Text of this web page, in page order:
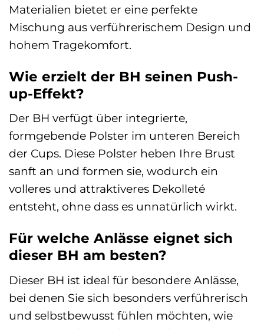
Materialien bietet er eine perfekte
Mischung aus verführerischem Design und
hohem Tragekomfort.
Wie erzielt der BH seinen Push-
up-Effekt?
Der BH verfügt über integrierte,
formgebende Polster im unteren Bereich
der Cups. Diese Polster heben Ihre Brust
sanft an und formen sie, wodurch ein
volleres und attraktiveres Dekolleté
entsteht, ohne dass es unnatürlich wirkt.
Für welche Anlässe eignet sich
dieser BH am besten?
Dieser BH ist ideal für besondere Anlässe,
bei denen Sie sich besonders verführerisch
und selbstbewusst fühlen möchten, wie